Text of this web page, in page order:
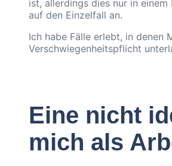
ist, allerdings dies nur in
auf den Einzelfall an.
Ich habe Fälle erlebt, in denen
Verschwiegenheitspflicht
Eine nicht
mich als